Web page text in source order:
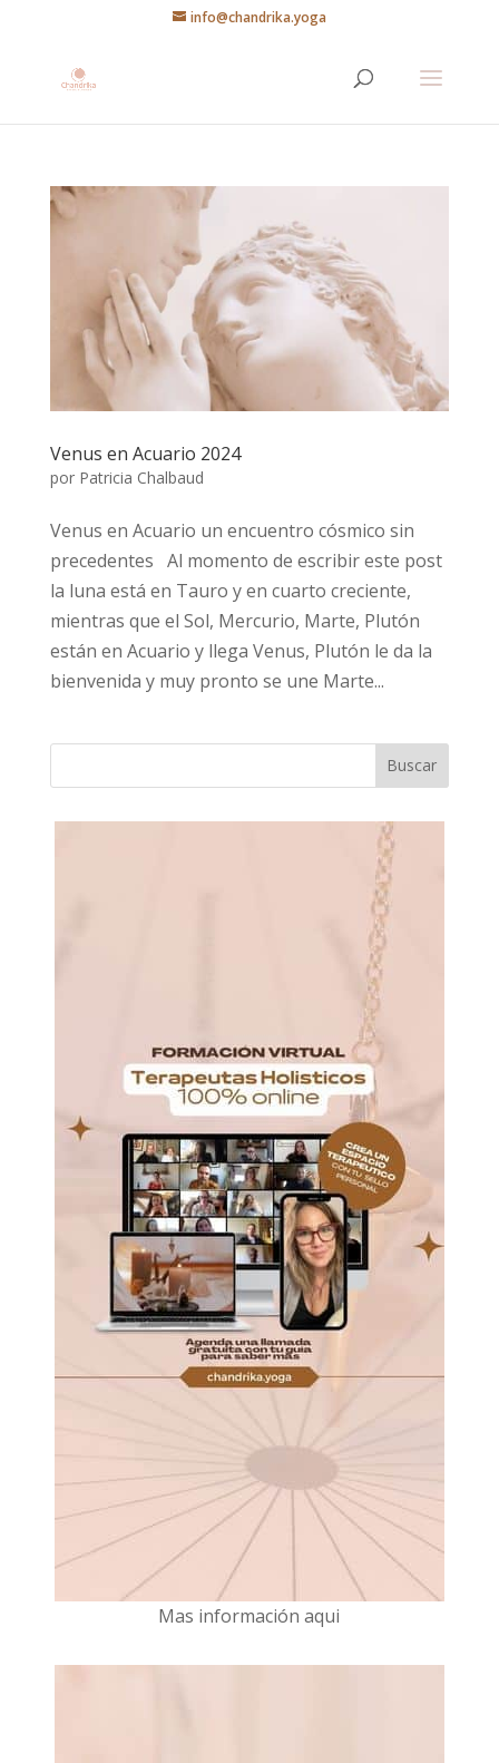
info@chandrika.yoga
Venus en Acuario 2024
por Patricia Chalbaud
Venus en Acuario un encuentro cósmico sin
precedentes Al momento de escribir este post
la luna está en Tauro y en cuarto creciente,
mientras que el Sol, Mercurio, Marte, Plutón
están en Acuario y llega Venus, Plutón le da la
bienvenida y muy pronto se une Marte...
Mas información aqui